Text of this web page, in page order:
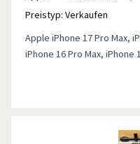
Preistyp: Verkaufen
Apple iPhone 17 Pro Max,
iPhone 16 Pro Max, iPhone